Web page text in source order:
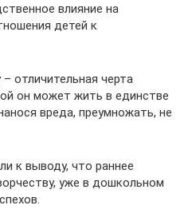
влияние на
детей к
отличительная черта
он может жить в единстве
вреда, преумножать, не
к выводу, что раннее
уже в дошкольном